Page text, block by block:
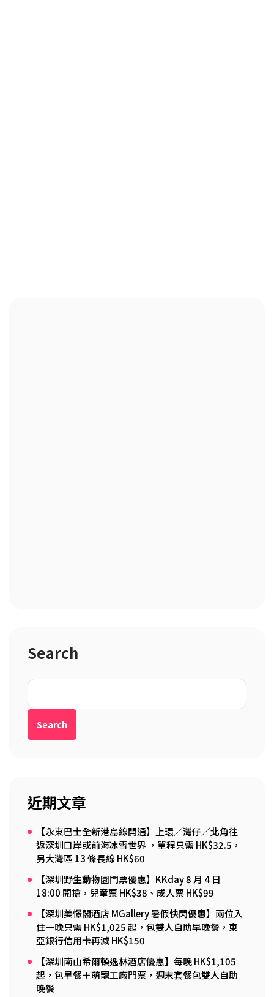
Search
Search
近期文章
【永東巴士全新港島線開通】上環／灣仔／北角往
返深圳口岸或前海冰雪世界 ，單程只需 HK$32.5，
另大灣區 13 條長線 HK$60
【深圳野生動物園門票優惠】KKday 8 月 4 日
18:00 開搶，兒童票 HK$38、成人票 HK$99
【深圳美憬閣酒店 MGallery 暑假快閃優惠】兩位入
住一晚只需 HK$1,025 起，包雙人自助早晚餐，東
亞銀行信用卡再減 HK$150
【深圳南山希爾頓逸林酒店優惠】每晚 HK$1,105
起，包早餐＋萌寵工廠門票，週末套餐包雙人自助
晚餐